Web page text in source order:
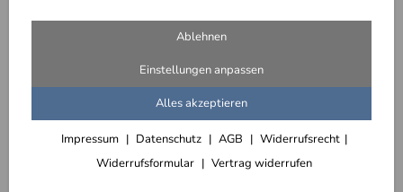
Ablehnen
Einstellungen anpassen
Alles akzeptieren
Impressum Datenschutz AGB
Widerrufsrecht
Widerrufsformular
Vertrag widerrufen